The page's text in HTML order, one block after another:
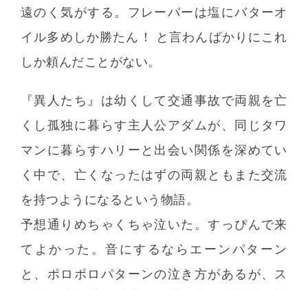
遠のく気がする。フレーバーは塩にバターオ
イル多めしか勝たん！ と言わんばかりにこれ
しか頼んだことがない。
『異人たち』は幼くして交通事故で両親を亡
くし孤独に暮らす主人公アダムが、同じタワ
マンに暮らすハリーと出会い関係を深めてい
く中で、亡くなったはずの両親ともまた交流
を持つようになるという物語。
予想通りめちゃくちゃ泣いた。すっぴんで来
てよかった。音にするならエーンパターン
と、ポロポロパターンの泣き方があるが、ス